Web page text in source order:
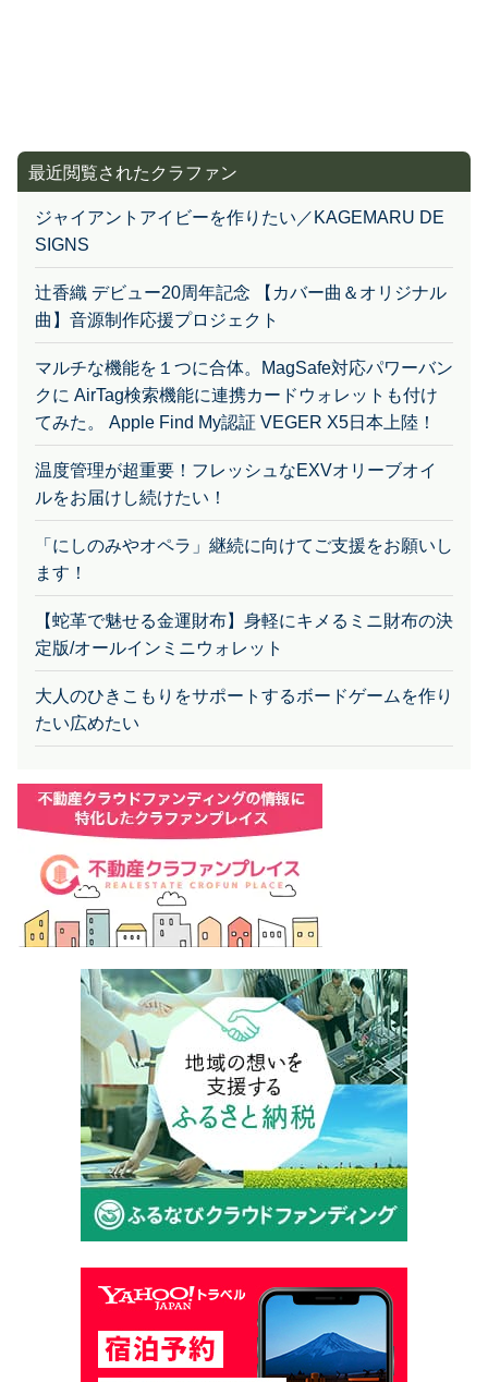
ジャイアントアイビーを作りたい／KAGEMARU DE
SIGNS
辻香織 デビュー20周年記念 【カバー曲＆オリジナル
曲】音源制作応援プロジェクト
マルチな機能を１つに合体。MagSafe対応パワーバン
クに AirTag検索機能に連携カードウォレットも付け
てみた。 Apple Find My認証 VEGER X5日本上陸！
温度管理が超重要！フレッシュなEXVオリーブオイ
ルをお届けし続けたい！
「にしのみやオペラ」継続に向けてご支援をお願いし
ます！
【蛇革で魅せる金運財布】身軽にキメるミニ財布の決
定版/オールインミニウォレット
大人のひきこもりをサポートするボードゲームを作り
たい広めたい